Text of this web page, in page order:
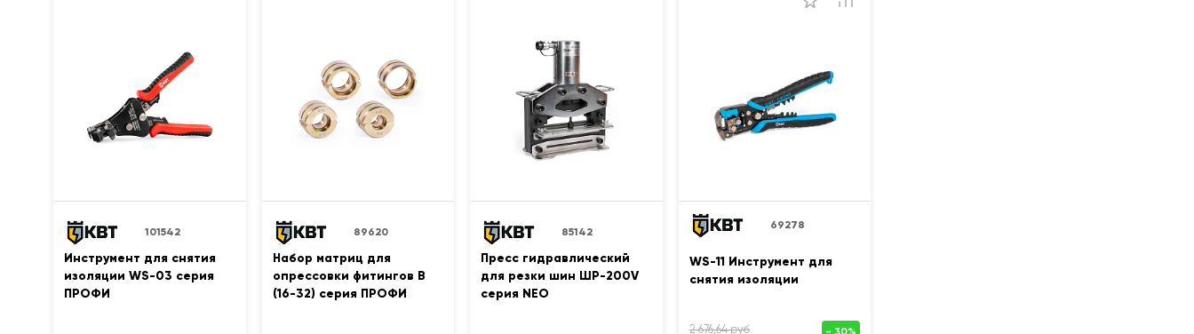
101542
Инструмент для снятия
изоляции WS-03 серия
ПРОФИ
89620
Набор матриц для
опрессовки фитингов B
(16-32) серия ПРОФИ
85142
Пресс гидравлический
для резки шин ШР-200V
серия NEO
69278
WS-11 Инструмент для
снятия изоляции